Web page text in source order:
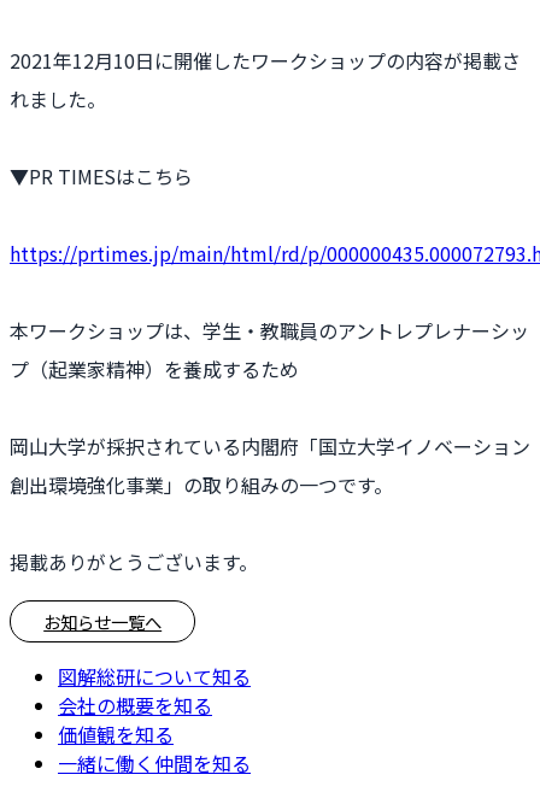
2021年12月10日に開催したワークショップの内容が掲載さ
れました。
▼PR TIMESはこちら
https://prtimes.jp/main/html/rd/p/
本ワークショップは、学生・教職員のアントレプレナーシッ
プ（起業家精神）を養成するため
岡山大学が採択されている内閣府「国立大学イノベーション
創出環境強化事業」の取り組みの一つです。
掲載ありがとうございます。
お知らせ一覧へ
図解総研について知る
会社の概要を知る
価値観を知る
一緒に働く仲間を知る